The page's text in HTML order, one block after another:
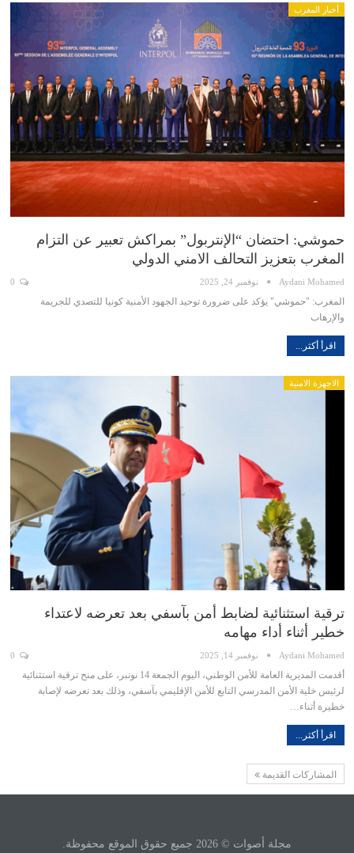
أخبار المغرب
حموشي: احتضان “الإنتربول” بمراكش تعبير عن التزام
المغرب بتعزيز التحالف الامني الدولي
Aydani Mohamed نوفمبر 24, 2025
المغرب: "حموشي" يؤكد على ضرورة توحيد الجهود الأمنية كونيا للتصدي للجريمة
والإرهاب
اقرأ أكثر...
الاجهزة الامنية
ترقية استثنائية لضابط أمن بآسفي بعد تعرضه لاعتداء
خطير أثناء أداء مهامه
Aydani Mohamed نوفمبر 14, 2025
أقدمت المديرية العامة للأمن الوطني، اليوم الجمعة 14 نونبر، على منح ترقية استثنائية
لرئيس خلية الأمن المدرسي التابع للأمن الإقليمي بآسفي، وذلك بعد تعرضه لإصابة
خطيرة أثناء…
اقرأ أكثر...
المشاركات القديمة
مجلة أصوات © 2026 جميع حقوق الموقع محفوظة.